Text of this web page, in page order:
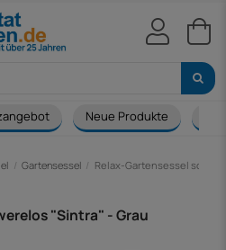
Neue Produkte
Gartensessel Relax-Gartensessel
"Sintra" - Grau